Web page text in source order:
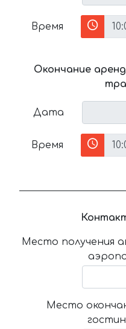
Время
Окончание
Дата
Время
Место получения
Место